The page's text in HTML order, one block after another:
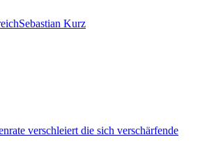
Sebastian Kurz
verschleiert die sich verschärfende